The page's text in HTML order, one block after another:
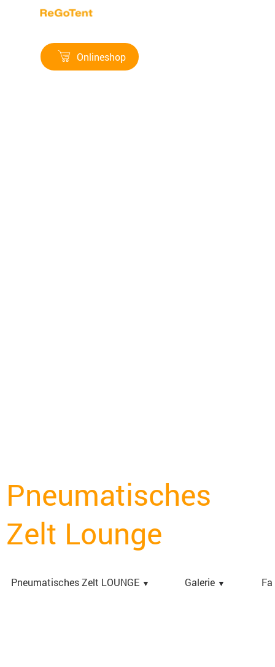
Menü überspringen
Onlineshop
Pneumatisches
Zelt Lounge
Pneumatisches Zelt LOUNGE ▼ Galerie ▼